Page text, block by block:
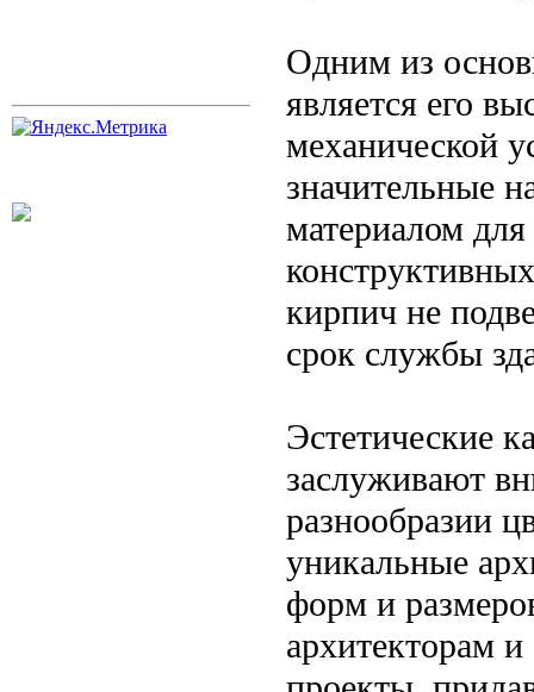
Одним из
является его
механической
значительные
материалом
кирпич не
срок службы
Эстетические
заслуживают
разнообразии
уникальные
форм и
архитекторам